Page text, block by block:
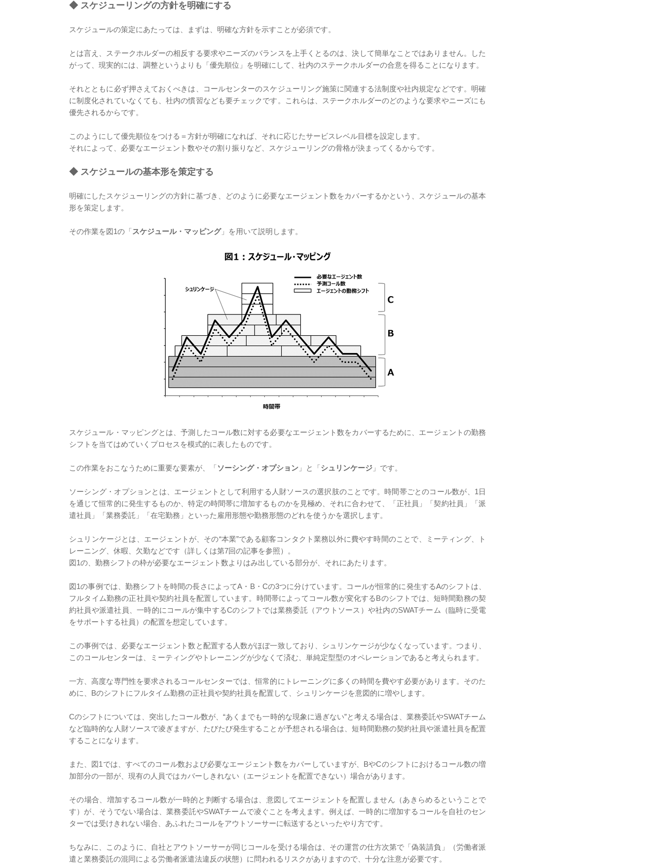
◆ スケジューリングの方針を明確にする
スケジュールの策定にあたっては、まずは、明確な方針を示すことが必須です。
とは言え、ステークホルダーの相反する要求やニーズのバランスを上手くとるのは、決して簡単なことではありません。した
がって、現実的には、調整というよりも「優先順位」を明確にして、社内のステークホルダーの合意を得ることになります。
それとともに必ず押さえておくべきは、コールセンターのスケジューリング施策に関連する法制度や社内規定などです。明確
に制度化されていなくても、社内の慣習なども要チェックです。これらは、ステークホルダーのどのような要求やニーズにも
優先されるからです。
このようにして優先順位をつける＝方針が明確になれば、それに応じたサービスレベル目標を設定します。
それによって、必要なエージェント数やその割り振りなど、スケジューリングの骨格が決まってくるからです。
◆ スケジュールの基本形を策定する
明確にしたスケジューリングの方針に基づき、どのように必要なエージェント数をカバーするかという、スケジュールの基本
形を策定します。
その作業を図1の「スケジュール・マッピング」を用いて説明します。
スケジュール・マッピングとは、予測したコール数に対する必要なエージェント数をカバーするために、エージェントの勤務
シフトを当てはめていくプロセスを模式的に表したものです。
この作業をおこなうために重要な要素が、「ソーシング・オプション 」と「シュリンケージ 」です。
ソーシング・オプションとは、エージェントとして利用する人財ソースの選択肢のことです。時間帯ごとのコール数が、1日
を通じて恒常的に発生するものか、特定の時間帯に増加するものかを見極め、それに合わせて、「正社員」「契約社員」「派
遣社員」「業務委託」「在宅勤務」といった雇用形態や勤務形態のどれを使うかを選択します。
シュリンケージとは、エージェントが、その“本業”である顧客コンタクト業務以外に費やす時間のことで、ミーティング、ト
レーニング、休暇、欠勤などです（詳しくは第7回の記事を参照）。
図1の、勤務シフトの枠が必要なエージェント数よりはみ出している部分が、それにあたります。
図1の事例では、勤務シフトを時間の長さによってA・B・Cの3つに分けています。コールが恒常的に発生するAのシフトは、
フルタイム勤務の正社員や契約社員を配置しています。時間帯によってコール数が変化するBのシフトでは、短時間勤務の契
約社員や派遣社員、一時的にコールが集中するCのシフトでは業務委託（アウトソース）や社内のSWATチーム（臨時に受電
をサポートする社員）の配置を想定しています。
この事例では、必要なエージェント数と配置する人数がほぼ一致しており、シュリンケージが少なくなっています。つまり、
このコールセンターは、ミーティングやトレーニングが少なくて済む、単純定型型のオペレーションであると考えられます。
一方、高度な専門性を要求されるコールセンターでは、恒常的にトレーニングに多くの時間を費やす必要があります。そのた
めに、Bのシフトにフルタイム勤務の正社員や契約社員を配置して、シュリンケージを意図的に増やします。
Cのシフトについては、突出したコール数が、“あくまでも一時的な現象に過ぎない”と考える場合は、業務委託やSWATチーム
など臨時的な人財ソースで凌ぎますが、たびたび発生することが予想される場合は、短時間勤務の契約社員や派遣社員を配置
することになります。
また、図1では、すべてのコール数および必要なエージェント数をカバーしていますが、BやCのシフトにおけるコール数の増
加部分の一部が、現有の人員ではカバーしきれない（エージェントを配置できない）場合があります。
その場合、増加するコール数が一時的と判断する場合は、意図してエージェントを配置しません（あきらめるということで
す）が、そうでない場合は、業務委託やSWATチームで凌ぐことを考えます。例えば、一時的に増加するコールを自社のセン
ターでは受けきれない場合、あふれたコールをアウトソーサーに転送するといったやり方です。
ちなみに、このように、自社とアウトソーサーが同じコールを受ける場合は、その運営の仕方次第で「偽装請負」（労働者派
遣と業務委託の混同による労働者派遣法違反の状態）に問われるリスクがありますので、十分な注意が必要です。